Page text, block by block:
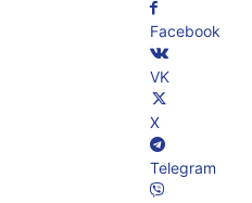
Facebook
VK
X
Telegram